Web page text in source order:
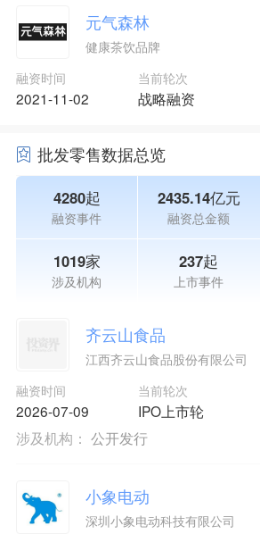
元气森林
健康茶饮品牌
融资时间
2021-11-02
当前轮次
战略融资
批发零售数据总览
4280起
融资事件
2435.14亿元
融资总金额
1019家
涉及机构
237起
上市事件
齐云山食品
江西齐云山食品股份有限公司
融资时间
2026-07-09
当前轮次
IPO上市轮
涉及机构： 公开发行
小象电动
深圳小象电动科技有限公司